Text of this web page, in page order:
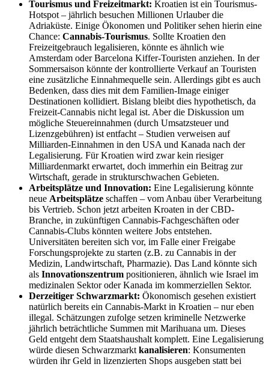
Tourismus und Freizeitmarkt: Kroatien ist ein Tourismus-
Hotspot – jährlich besuchen Millionen Urlauber die
Adriaküste. Einige Ökonomen und Politiker sehen hierin eine
Chance: Cannabis-Tourismus. Sollte Kroatien den
Freizeitgebrauch legalisieren, könnte es ähnlich wie
Amsterdam oder Barcelona Kiffer-Touristen anziehen. In der
Sommersaison könnte der kontrollierte Verkauf an Touristen
eine zusätzliche Einnahmequelle sein. Allerdings gibt es auch
Bedenken, dass dies mit dem Familien-Image einiger
Destinationen kollidiert. Bislang bleibt dies hypothetisch, da
Freizeit-Cannabis nicht legal ist. Aber die Diskussion um
mögliche Steuereinnahmen (durch Umsatzsteuer und
Lizenzgebühren) ist entfacht – Studien verweisen auf
Milliarden-Einnahmen in den USA und Kanada nach der
Legalisierun​g. Für Kroatien wird zwar kein riesiger
Milliardenmarkt erwartet, doch immerhin ein Beitrag zur
Wirtschaft, gerade in strukturschwachen Gebieten.
Arbeitsplätze und Innovation: Eine Legalisierung könnte
neue Arbeitsplätze schaffen – vom Anbau über Verarbeitung
bis Vertrieb. Schon jetzt arbeiten Kroaten in der CBD-
Branche, in zukünftigen Cannabis-Fachgeschäften oder
Cannabis-Clubs könnten weitere Jobs entstehen.
Universitäten bereiten sich vor, im Falle einer Freigabe
Forschungsprojekte zu starten (z.B. zu Cannabis in der
Medizin, Landwirtschaft, Pharmazie). Das Land könnte sich
als Innovationszentrum positionieren, ähnlich wie Israel im
medizinalen Sektor oder Kanada im kommerziellen Sektor.
Derzeitiger Schwarzmarkt: Ökonomisch gesehen existiert
natürlich bereits ein Cannabis-Markt in Kroatien – nur eben
illegal. Schätzungen zufolge setzen kriminelle Netzwerke
jährlich beträchtliche Summen mit Marihuana um. Dieses
Geld entgeht dem Staatshaushalt komplett. Eine Legalisierung
würde diesen Schwarzmarkt kanalisieren: Konsumenten
würden ihr Geld in lizenzierten Shops ausgeben statt bei